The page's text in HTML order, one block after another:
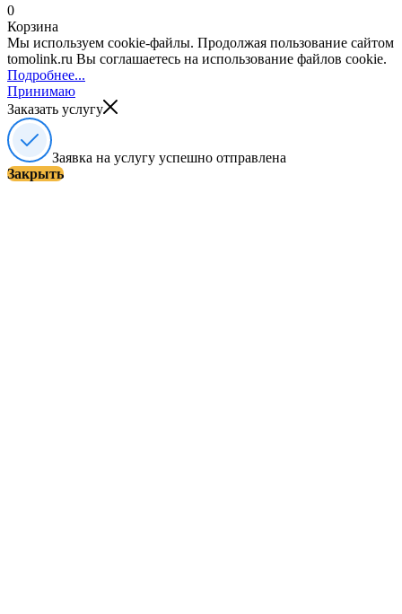
0
Корзина
Мы используем cookie-файлы. Продолжая пользование сайтом
tomolink.ru Вы соглашаетесь на использование файлов cookie.
Подробнее...
Принимаю
Заказать услугу
Заявка на услугу успешно отправлена
Закрыть